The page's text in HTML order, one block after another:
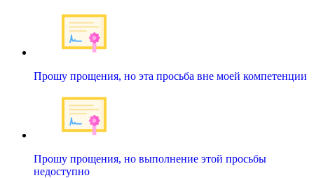
Прошу прощения, но эта просьба вне моей компетенции
Прошу прощения, но выполнение этой просьбы
недоступно